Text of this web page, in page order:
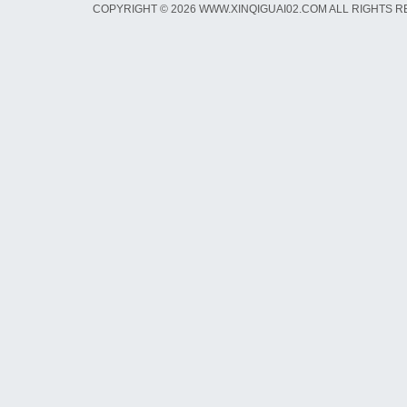
COPYRIGHT © 2026 WWW.XINQIGUAI02.COM ALL RIGHTS